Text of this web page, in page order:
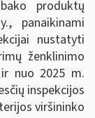
produktų
panaikinami
nustatyti
ženklinimo
nuo 2025 m.
inspekcijos
viršininko